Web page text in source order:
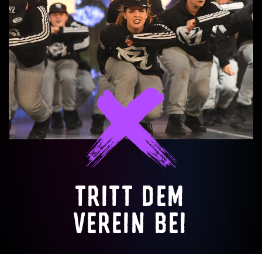
TRITT DEM
VEREIN BEI